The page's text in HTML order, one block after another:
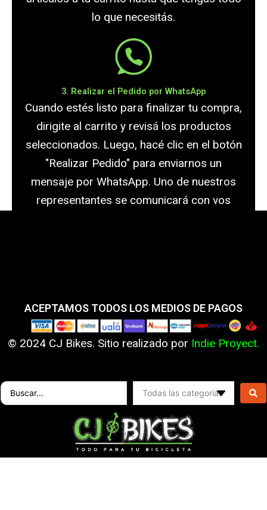
lo que necesitás.
3. Realizar el Pedido por WhatsApp
Cuando estés listo para finalizar tu compra,
dirigite al carrito y revisá los productos
seleccionados. Luego, hacé clic en el botón
"Realizar Pedido" para enviarnos un
mensaje por WhatsApp. Uno de nuestros
representantes se comunicará con vos
ACEPTAMOS TODOS LOS MEDIOS DE PAGOS
© 2024 CJ Bikes. Sitio realizado por Indie Proyect.
Search
...